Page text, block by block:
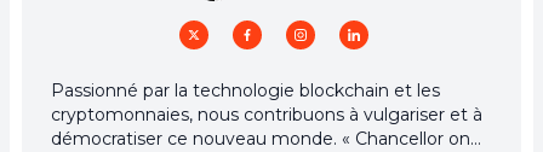
Passionné par la technologie blockchain et les
cryptomonnaies, nous contribuons à vulgariser et à
démocratiser ce nouveau monde. « Chancellor on